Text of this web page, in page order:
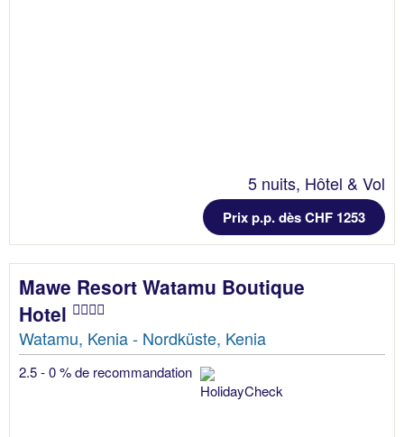
5 nuits, Hôtel & Vol
Prix p.p. dès CHF 1253
Mawe Resort Watamu Boutique
Hotel
Watamu, Kenia - Nordküste, Kenia
2.5 - 0 % de recommandation